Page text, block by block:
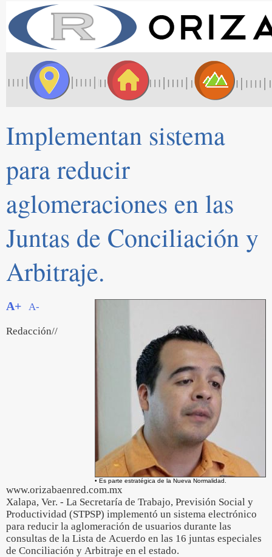
Implementan sistema
para reducir
aglomeraciones en las
Juntas de Conciliación y
Arbitraje.
• Es parte estratégica de la Nueva Normalidad.
A+ A-
Redacción//
www.orizabaenred.com.mx
Xalapa, Ver. - La Secretaría de Trabajo, Previsión Social y
Productividad (STPSP) implementó un sistema electrónico
para reducir la aglomeración de usuarios durante las
consultas de la Lista de Acuerdo en las 16 juntas especiales
de Conciliación y Arbitraje en el estado.